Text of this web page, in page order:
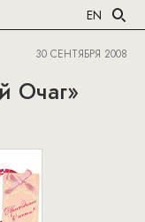
EN
30 СЕНТЯБРЯ 2008
Очаг»